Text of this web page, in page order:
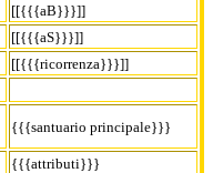
[[{{{aB}}}]]
[[{{{aS}}}]]
[[{{{ricorrenza}}}]]
{{{santuario principale}}}
{{{attributi}}}